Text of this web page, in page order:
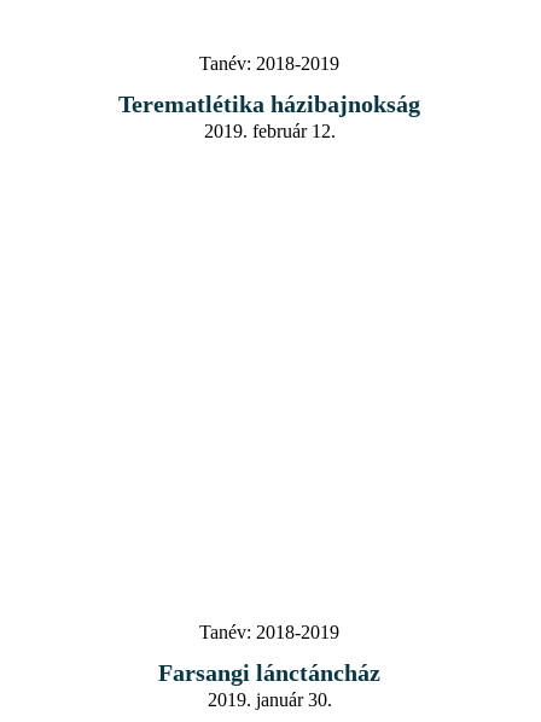
Tanév: 2018-2019
Terematlétika házibajnokság
2019. február 12.
Tanév: 2018-2019
Farsangi lánctáncház
2019. január 30.